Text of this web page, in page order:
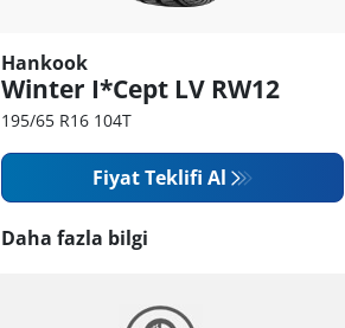
Hankook
Winter I*Cept LV RW12
195/65 R16 104T
Fiyat Teklifi Al
Daha fazla bilgi